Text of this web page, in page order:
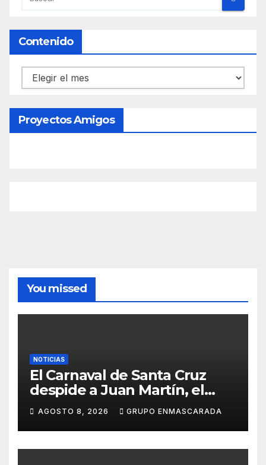
Contenido
Contenido
Proyectos Amigos
You missed
NOTICIAS
El Carnaval de Santa Cruz
despide a Juan Martín, el
inolvidable «Cristóbal Colón»
AGOSTO 8, 2026 GRUPO ENMASCARADA